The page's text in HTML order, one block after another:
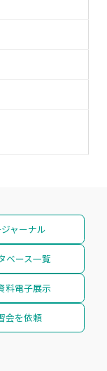
ャーナル
ベース一覧
料電子展示
会を依頼